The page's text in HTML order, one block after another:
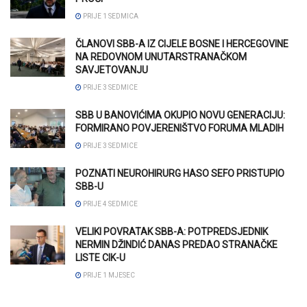
PRIJE 1 SEDMICA
ČLANOVI SBB-A IZ CIJELE BOSNE I HERCEGOVINE
NA REDOVNOM UNUTARSTRANAČKOM
SAVJETOVANJU
PRIJE 3 SEDMICE
SBB U BANOVIĆIMA OKUPIO NOVU GENERACIJU:
FORMIRANO POVJERENIŠTVO FORUMA MLADIH
PRIJE 3 SEDMICE
POZNATI NEUROHIRURG HASO SEFO PRISTUPIO
SBB-U
PRIJE 4 SEDMICE
VELIKI POVRATAK SBB-A: POTPREDSJEDNIK
NERMIN DŽINDIĆ DANAS PREDAO STRANAČKE
LISTE CIK-U
PRIJE 1 MJESEC